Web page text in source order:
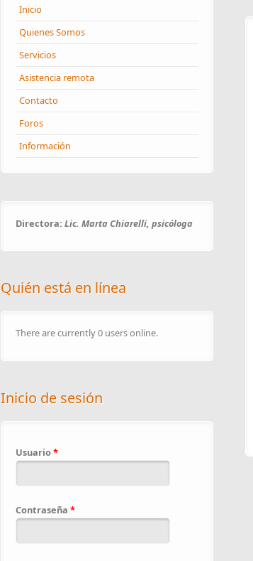
Inicio
Quienes Somos
Servicios
Asistencia remota
Contacto
Foros
Información
Directora: Lic. Marta Chiarelli, psicóloga
Quién está en línea
There are currently 0 users online.
Inicio de sesión
Usuario*
Contraseña *